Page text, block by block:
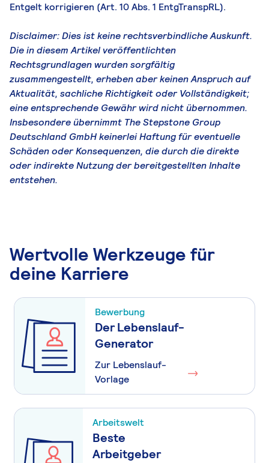
Entgelt korrigieren (Art. 10 Abs. 1 EntgTranspRL).
Disclaimer: Dies ist keine rechtsverbindliche Auskunft.
Die in diesem Artikel veröffentlichten
Rechtsgrundlagen wurden sorgfältig
zusammengestellt, erheben aber keinen Anspruch auf
Aktualität, sachliche Richtigkeit oder Vollständigkeit;
eine entsprechende Gewähr wird nicht übernommen.
Insbesondere übernimmt The Stepstone Group
Deutschland GmbH keinerlei Haftung für eventuelle
Schäden oder Konsequenzen, die durch die direkte
oder indirekte Nutzung der bereitgestellten Inhalte
entstehen.
Wertvolle Werkzeuge für
deine Karriere
Bewerbung
Der Lebenslauf-
Generator
Zur Lebenslauf-
Vorlage
Arbeitswelt
Beste
Arbeitgeber